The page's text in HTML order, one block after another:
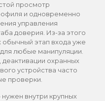
просмотр
и одновременно
управления
доверия. Из-за этого
этап входа уже
любые манипуляции.
охранных
устройства часто
проверки.
внутри крупных